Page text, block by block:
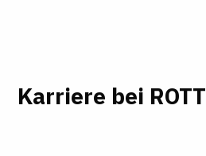
Karriere bei